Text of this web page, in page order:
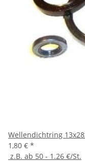
Wellendichtring
1,80 € *
z.B. ab 50 - 1.26 €/St.